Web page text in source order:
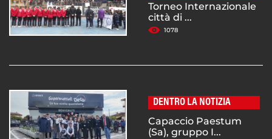
Torneo Internazionale
città di ...
1078
DENTRO LA NOTIZIA
Capaccio Paestum
(Sa), gruppo I...